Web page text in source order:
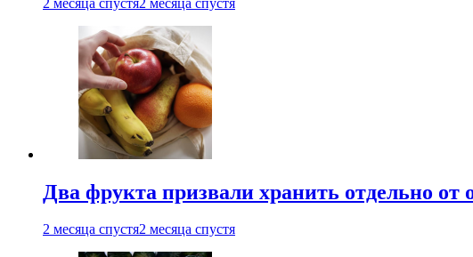
Два фрукта призвали хранить отдельно от
2 месяца спустя2 месяца спустя